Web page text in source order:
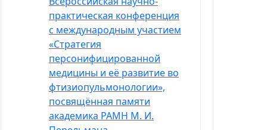
практическая конференция
с международным участием
«Стратегия
персонифицированной
медицины и её развитие во
фтизиопульмонологии»,
посвящённая памяти
академика РАМН М. И.